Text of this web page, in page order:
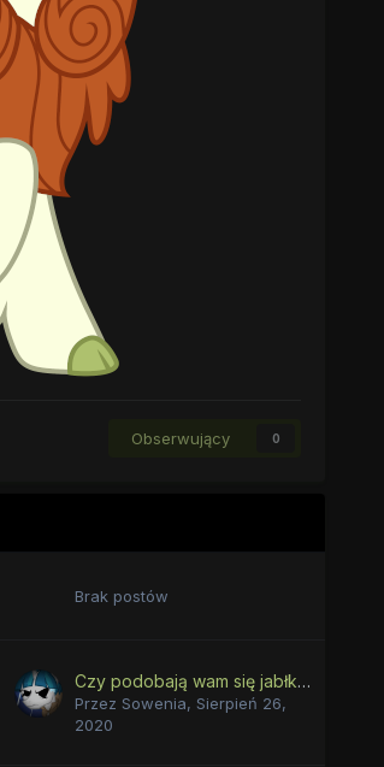
Obserwujący 0
Brak postów
Czy podobają wam się jabłka Zap?
Przez Sowenia, Sierpień 26,
2020